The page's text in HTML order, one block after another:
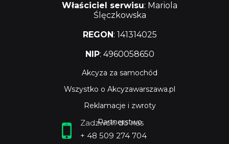
Zadzwoń do nas
+ 48 509 274 704
Właściciel serwisu: Mariola
Ślęczkowska
REGON: 141314025
NIP: 4960058650
Akcyza za samochód
Wszystko o Akcyzawarszawa.pl
Reklamacje i zwroty
Partnerstwo